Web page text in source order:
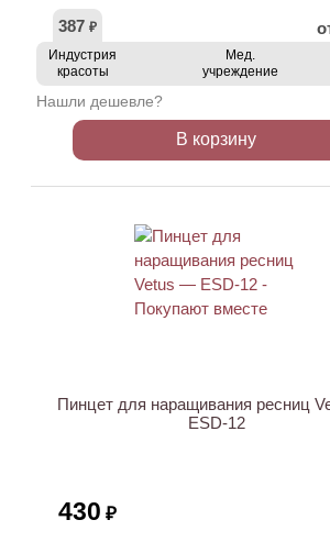
387 ₽
Индустрия
красоты
Мед.
учреждение
Нашли дешевле?
В корзину
Пинцет для наращивания ресниц
ESD-12
430 ₽